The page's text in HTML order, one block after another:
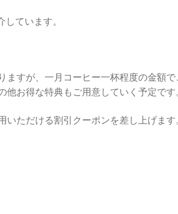
ています。
ますが、一月コーヒー一杯程度の金額で
お得な特典もご用意していく予定です
ただける割引クーポンを差し上げます